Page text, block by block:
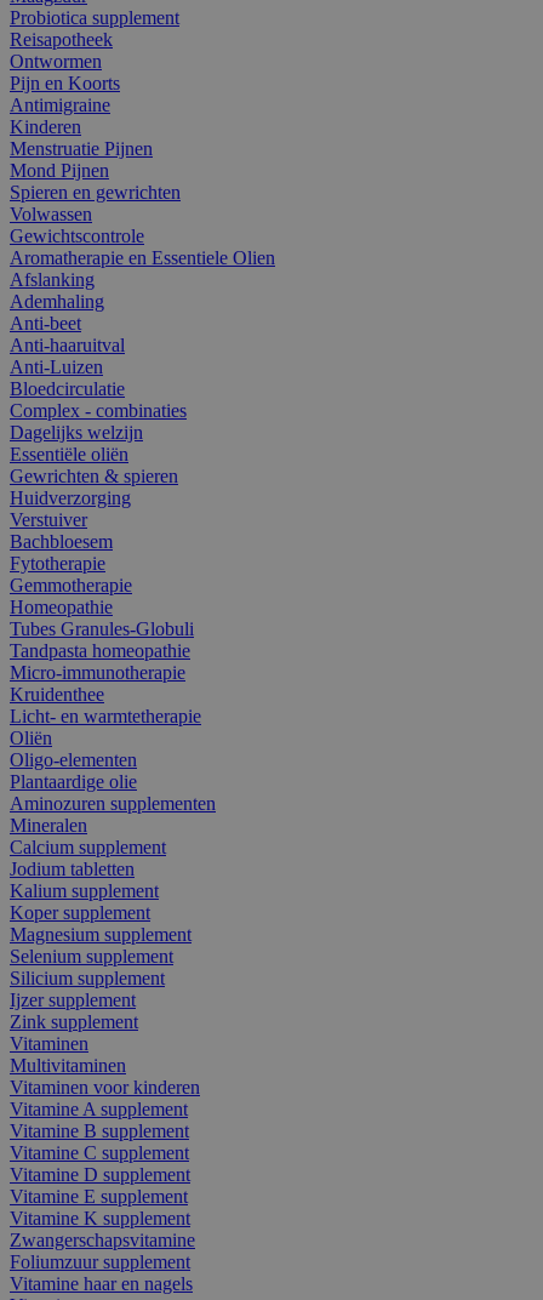
Probiotica supplement
Reisapotheek
Ontwormen
Pijn en Koorts
Antimigraine
Kinderen
Menstruatie Pijnen
Mond Pijnen
Spieren en gewrichten
Volwassen
Gewichtscontrole
Aromatherapie en Essentiele Olien
Afslanking
Ademhaling
Anti-beet
Anti-haaruitval
Anti-Luizen
Bloedcirculatie
Complex - combinaties
Dagelijks welzijn
Essentiële oliën
Gewrichten & spieren
Huidverzorging
Verstuiver
Bachbloesem
Fytotherapie
Gemmotherapie
Homeopathie
Tubes Granules-Globuli
Tandpasta homeopathie
Micro-immunotherapie
Kruidenthee
Licht- en warmtetherapie
Oliën
Oligo-elementen
Plantaardige olie
Aminozuren supplementen
Mineralen
Calcium supplement
Jodium tabletten
Kalium supplement
Koper supplement
Magnesium supplement
Selenium supplement
Silicium supplement
Ijzer supplement
Zink supplement
Vitaminen
Multivitaminen
Vitaminen voor kinderen
Vitamine A supplement
Vitamine B supplement
Vitamine C supplement
Vitamine D supplement
Vitamine E supplement
Vitamine K supplement
Zwangerschapsvitamine
Foliumzuur supplement
Vitamine haar en nagels